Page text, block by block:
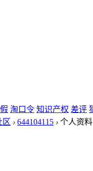
淘口令 知识产权 差评
区 › 644104115 › 个人资料